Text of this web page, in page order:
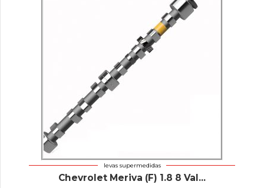
levas supermedidas
Chevrolet Meriva (F) 1.8 8 Val...